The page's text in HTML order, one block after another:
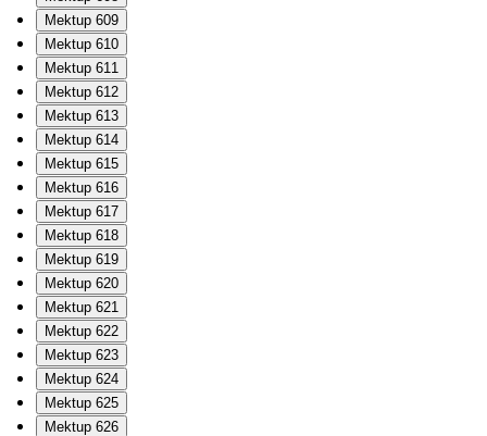
Mektup 609
Mektup 610
Mektup 611
Mektup 612
Mektup 613
Mektup 614
Mektup 615
Mektup 616
Mektup 617
Mektup 618
Mektup 619
Mektup 620
Mektup 621
Mektup 622
Mektup 623
Mektup 624
Mektup 625
Mektup 626